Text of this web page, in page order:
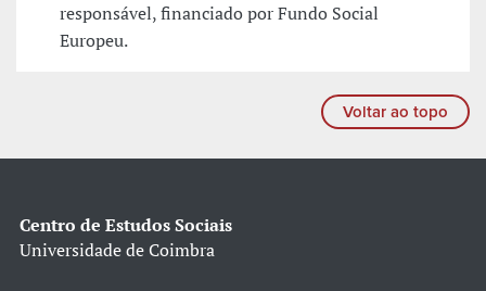
responsável, financiado por Fundo Social
Europeu.
Voltar ao topo
Centro de Estudos Sociais
Universidade de Coimbra